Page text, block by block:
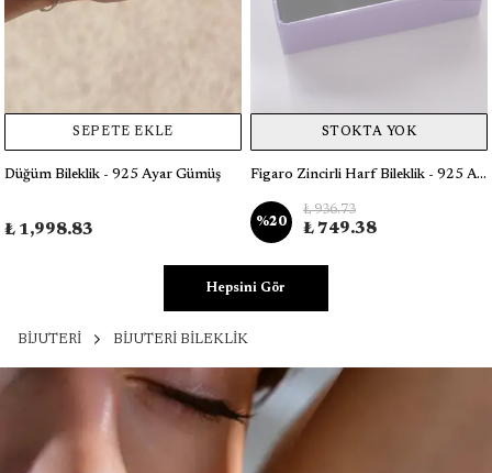
SEPETE EKLE
Düğüm Bileklik - 925 Ayar Gümüş
₺ 1,998.83
STOKTA YOK
Figaro Zincirli Harf Bileklik - 925 Ayar Gümüş - Tek Adet
%20
₺ 936.73
₺ 749.38
Hepsini Gör
BİJUTERİ BİJUTERİ BİLEKLİK